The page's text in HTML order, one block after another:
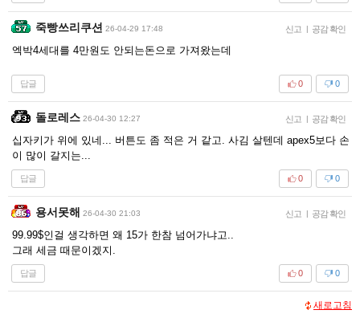
죽빵쓰리쿠션 26-04-29 17:48 신고 | 공감 확인
엑박4세대를 4만원도 안되는돈으로 가져왔는데
답글 0
0
돌로레스 26-04-30 12:27 신고 | 공감 확인
십자키가 위에 있네... 버튼도 좀 적은 거 같고. 사김 살텐데 apex5보다 손
이 많이 갈지는...
답글 0
0
용서못해 26-04-30 21:03 신고 | 공감 확인
99.99$인걸 생각하면 왜 15가 한참 넘어가냐고..
그래 세금 때문이겠지.
답글 0
0
새로고침